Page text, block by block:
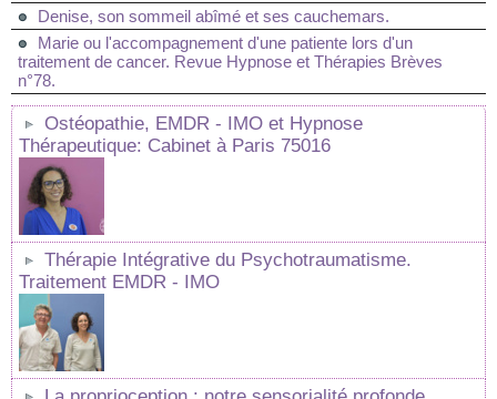
Denise, son sommeil abîmé et ses cauchemars.
Marie ou l'accompagnement d'une patiente lors d'un
traitement de cancer. Revue Hypnose et Thérapies Brèves
n°78.
Ostéopathie, EMDR - IMO et Hypnose
Thérapeutique: Cabinet à Paris 75016
Thérapie Intégrative du Psychotraumatisme.
Traitement EMDR - IMO